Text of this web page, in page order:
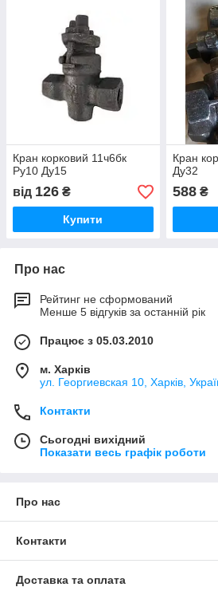
Кран корковий 11ч6бк
Ру10 Ду15
від 126 ₴
Купити
Кран
Ду32
588₴
Про нас
Рейтинг не сформований
Менше 5 відгуків за останній рік
Працює з 05.03.2010
м. Харків
ул. Георгиевская 10, Харків,
Контакти
Сьогодні вихідний
Показати весь графік роботи
Про нас
Контакти
Доставка та оплата